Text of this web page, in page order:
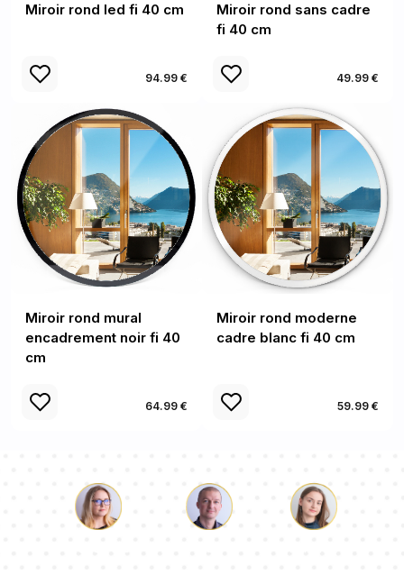
Miroir rond led fi 40 cm
94.99 €
Miroir rond sans cadre
fi 40 cm
49.99 €
Miroir rond mural
encadrement noir fi 40
cm
64.99 €
Miroir rond moderne
cadre blanc fi 40 cm
59.99 €